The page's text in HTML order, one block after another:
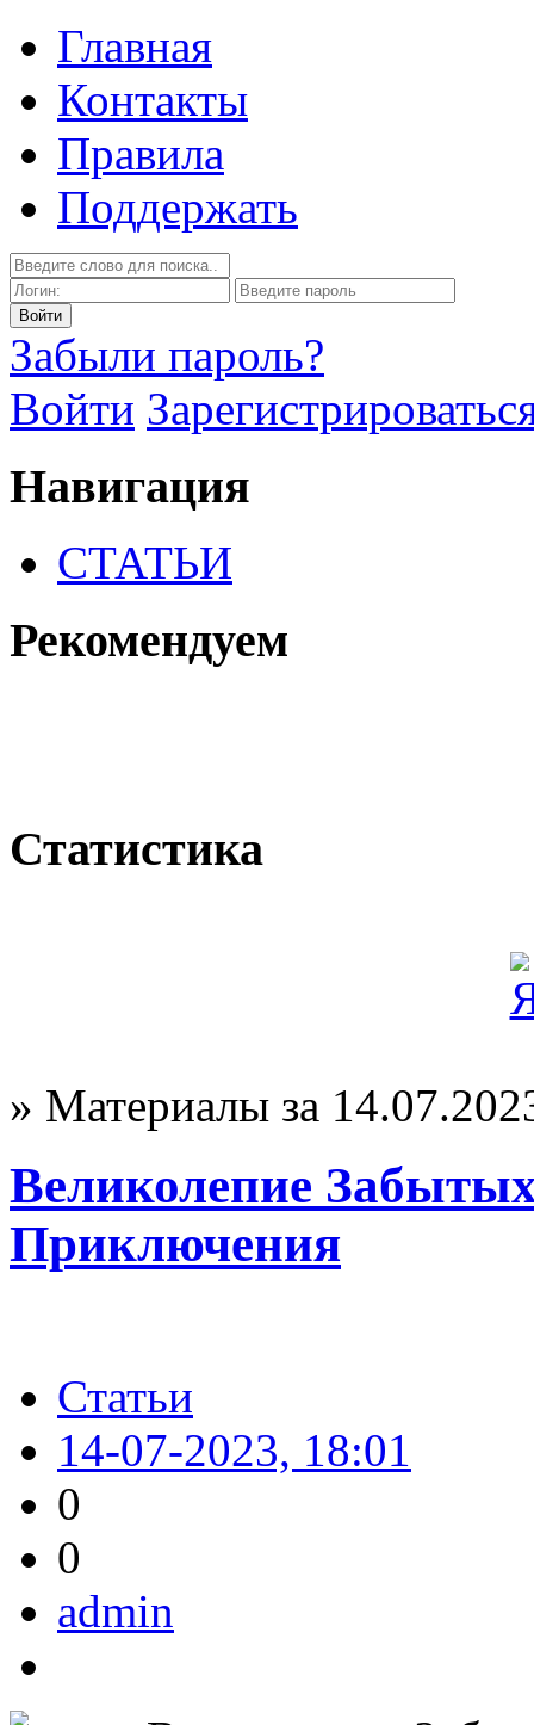
Главная
Контакты
Правила
Поддержать
Забыли пароль?
Войти
Навигация
СТАТЬИ
Рекомендуем
Статистика
» Материалы за
Великолепие
Приключения
Статьи
14-07-2023, 18:01
0
0
admin